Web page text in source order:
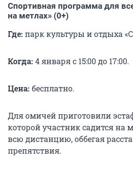
Спортивная программа для
на метлах» (0+)
Где: парк культуры и отдыха
Когда: 4 января с 15:00 до 17:00.
Цена: бесплатно.
Для омичей приготовили
которой участник садится на
всю дистанцию, оббегая
препятствия.